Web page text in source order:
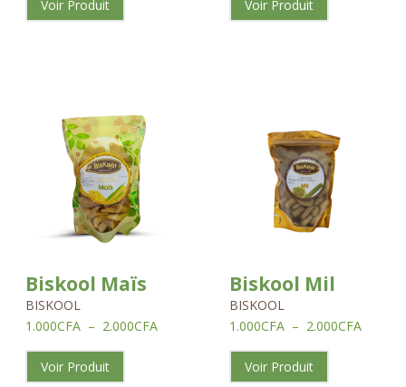
Voir Produit Voir Produit
Biskool Maïs
BISKOOL
1.000CFA – 2.000CFA
Voir Produit
Biskool Mil
BISKOOL
1.000CFA – 2.000CFA
Voir Produit